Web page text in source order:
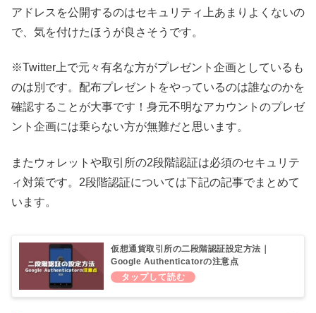
アドレスを公開するのはセキュリティ上あまりよくないの
で、気を付けたほうが良さそうです。
※Twitter上で元々有名な方がプレゼント企画としているも
のは別です。配布プレゼントをやっているのは誰なのかを
確認することが大事です！身元不明なアカウントのプレゼ
ント企画には乗らない方が無難だと思います。
またウォレットや取引所の2段階認証は必須のセキュリテ
ィ対策です。2段階認証については下記の記事でまとめて
います。
仮想通貨取引所の二段階認証設定方法｜
Google Authenticatorの注意点